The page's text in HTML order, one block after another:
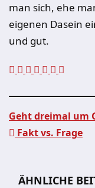
man sich, ehe
eigenen Dasein
und gut.
Geht dreimal um
Fakt vs. Frage
ÄHNLICHE